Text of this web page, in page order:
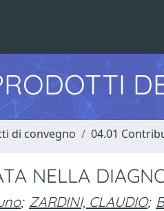
di convegno 04.01
NELLA
; ZARDINI, CLAUDIO;